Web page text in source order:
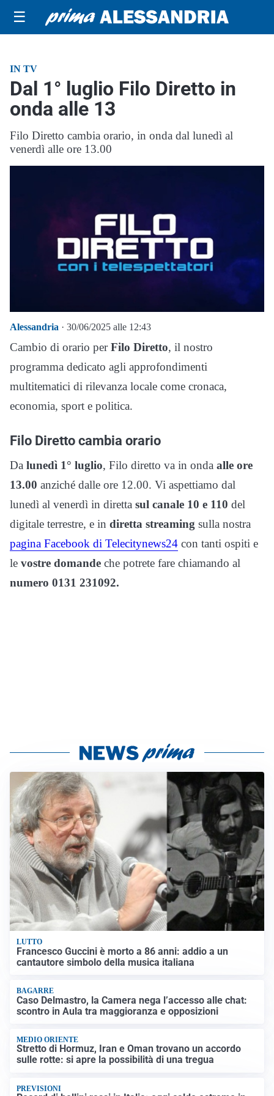
☰
IN TV
Dal 1° luglio Filo Diretto in
onda alle 13
Filo Diretto cambia orario, in onda dal lunedì al
venerdì alle ore 13.00
Alessandria · 30/06/2025 alle 12:43
Cambio di orario perFilo Diretto, il nostro
programma dedicato agli approfondimenti
multitematici di rilevanza locale come cronaca,
economia, sport e politica.
Filo Diretto cambia orario
Da lunedì 1° luglio, Filo diretto va in onda alle ore
13.00 anziché dalle ore 12.00. Vi aspettiamo dal
lunedì al venerdì in diretta sul canale 10 e 110 del
digitale terrestre, e in diretta streaming sulla nostra
pagina Facebook di Telecitynews24 con tanti ospiti e
le vostre domande che potrete fare chiamando al
numero 0131 231092.
LUTTO
Francesco Guccini è morto a 86 anni: addio a un
cantautore simbolo della musica italiana
BAGARRE
Caso Delmastro, la Camera nega l’accesso alle chat:
scontro in Aula tra maggioranza e opposizioni
MEDIO ORIENTE
Stretto di Hormuz, Iran e Oman trovano un accordo
sulle rotte: si apre la possibilità di una tregua
PREVISIONI